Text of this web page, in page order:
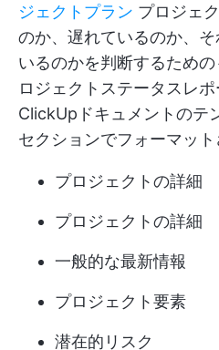
ジェクトプラン プロジェ
のか、遅れているのか、
いるのかを判断するため
ロジェクトステータスレ
ClickUpドキュメントのテ
セクションでフォーマット
プロジェクトの詳細
プロジェクトの詳細
一般的な最新情報
プロジェクト要素
潜在的リスク